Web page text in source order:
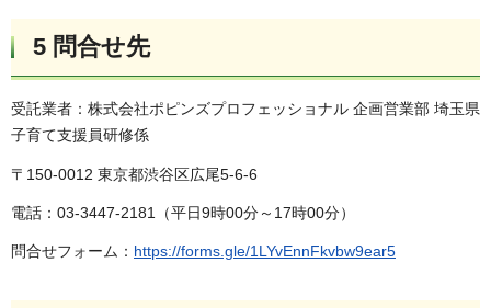
5 問合せ先
受託業者：株式会社ポピンズプロフェッショナル 企画営業部 埼玉県
子育て支援員研修係
〒150-0012 東京都渋谷区広尾5-6-6
電話：03-3447-2181（平日9時00分～17時00分）
問合せフォーム： https://forms.gle/1LYvEnnFkvbw9ear5